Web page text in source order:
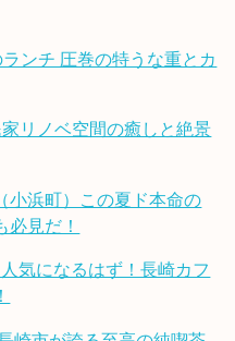
ンチ 圧巻の特うな重とカ
リノベ空間の癒しと絶景
小浜町）この夏ド本命の
見だ！
気になるはず！長崎カフ